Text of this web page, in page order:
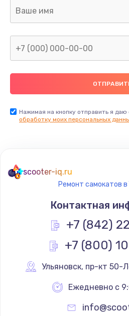
Нажимая на кнопку отправить я даю
обработку моих персональных
scooter-iq.ru
Ремонт самокатов в
Контактная
+7 (842)
+7 (800)
Ульяновск, пр-кт 50-
Ежедневно с